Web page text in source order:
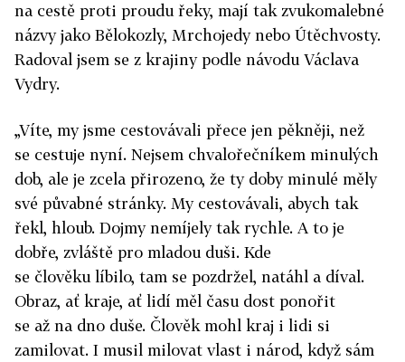
na cestě proti proudu řeky, mají tak zvukomalebné
názvy jako Bělokozly, Mrchojedy nebo Útěchvosty.
Radoval jsem se z krajiny podle návodu Václava
Vydry.
„Víte, my jsme cestovávali přece jen pěkněji, než
se cestuje nyní. Nejsem chvalořečníkem minulých
dob, ale je zcela přirozeno, že ty doby minulé měly
své půvabné stránky. My cestovávali, abych tak
řekl, hloub. Dojmy nemíjely tak rychle. A to je
dobře, zvláště pro mladou duši. Kde
se člověku líbilo, tam se pozdržel, natáhl a díval.
Obraz, ať kraje, ať lidí měl času dost ponořit
se až na dno duše. Člověk mohl kraj i lidi si
zamilovat. I musil milovat vlast i národ, když sám